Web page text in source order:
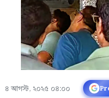
৪ আগস্ট, ২০২৫ ০৪:০০